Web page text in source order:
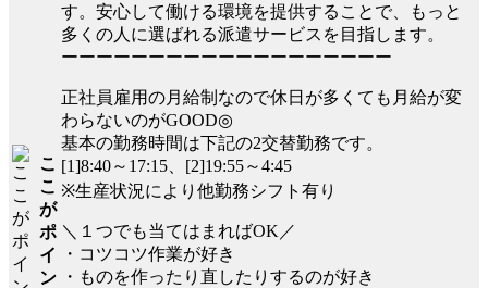
こ
こ
が
ポ
イ
ン
す。安心して働ける環境を提供することで、もっと
多くの人に選ばれる派遣サービスを目指します。
ーーーーーーーーーーーーーーーーーーー
正社員雇用の月給制なので休日が多くても月給が変
わらないのがGOOD◎
基本の勤務時間は下記の2交替勤務です。
[1]8:40～17:15、[2]19:55～4:45
※生産状況により他勤務シフト有り
＼１つでも当てはまればOK／
・コツコツ作業が好き
・ものを作ったり直したりするのが好き